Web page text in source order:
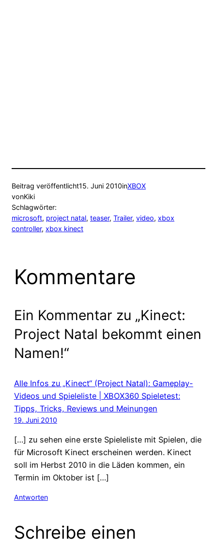
Beitrag veröffentlicht15. Juni 2010inXBOX
vonKiki
Schlagwörter:
microsoft, project natal, teaser, Trailer, video, xbox
controller, xbox kinect
Kommentare
Ein Kommentar zu „Kinect:
Project Natal bekommt einen
Namen!“
Alle Infos zu „Kinect“ (Project Natal): Gameplay-
Videos und Spieleliste | XBOX360 Spieletest:
Tipps, Tricks, Reviews und Meinungen
19. Juni 2010
[…] zu sehen eine erste Spieleliste mit Spielen, die
für Microsoft Kinect erscheinen werden. Kinect
soll im Herbst 2010 in die Läden kommen, ein
Termin im Oktober ist […]
Antworten
Schreibe einen